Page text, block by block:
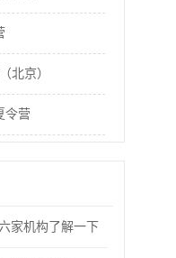
北京）
令营
家机构了解一下